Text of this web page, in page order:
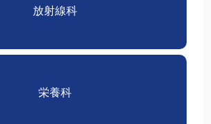
放射線科
栄養科